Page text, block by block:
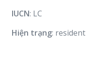
IUCN: LC
Hiện trạng: resident